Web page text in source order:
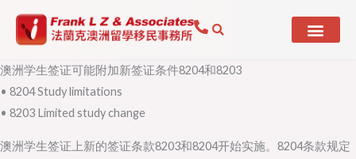
澳洲学生签证可能附加新签证条件8204和8203
• 8204 Study limitations
• 8203 Limited study change
澳洲学生签证上新的签证条款8203和8204开始实施。8204条款规定